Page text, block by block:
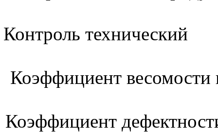
Контроль технический
Коэффициент весомости
Коэффициент